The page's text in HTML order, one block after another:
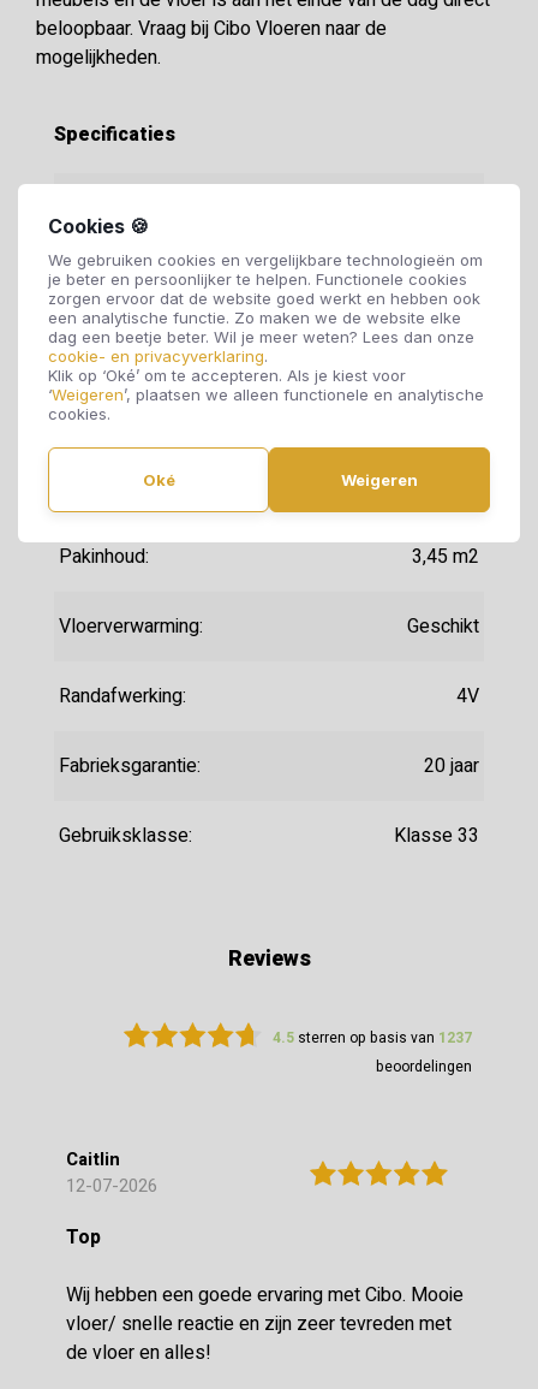
Cookies 🍪
We gebruiken cookies en vergelijkbare technologieën om
je beter en persoonlijker te helpen. Functionele cookies
zorgen ervoor dat de website goed werkt en hebben ook
een analytische functie. Zo maken we de website elke
dag een beetje beter. Wil je meer weten? Lees dan onze
cookie- en privacyverklaring.
Klik op ‘Oké’ om te accepteren. Als je kiest voor
‘Weigeren’, plaatsen we alleen functionele en analytische
cookies.
Oké Weigeren
beloopbaar. Vraag bij Cibo Vloeren naar de
mogelijkheden.
Specificaties
Motief: Stroken
Dikte: 2,5 mm
Breedte:
1500 mm
Pakinhoud: 3,45 m2
Vloerverwarming: Geschikt
Randafwerking: 4V
Fabrieksgarantie: 20 jaar
Gebruiksklasse: Klasse 33
Reviews
4.5 sterren op basis van 1237
beoordelingen
Caitlin
12-07-2026
Top
Wij hebben een goede ervaring met Cibo. Mooie
vloer/ snelle reactie en zijn zeer tevreden met
de vloer en alles!